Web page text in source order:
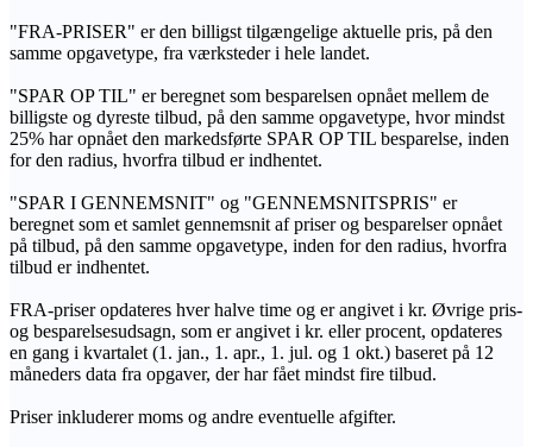
"FRA-PRISER" er den billigst tilgængelige aktuelle pris, på den
samme opgavetype, fra værksteder i hele landet.
"SPAR OP TIL" er beregnet som besparelsen opnået mellem de
billigste og dyreste tilbud, på den samme opgavetype, hvor mindst
25% har opnået den markedsførte SPAR OP TIL besparelse, inden
for den radius, hvorfra tilbud er indhentet.
"SPAR I GENNEMSNIT" og "GENNEMSNITSPRIS" er
beregnet som et samlet gennemsnit af priser og besparelser opnået
på tilbud, på den samme opgavetype, inden for den radius, hvorfra
tilbud er indhentet.
FRA-priser opdateres hver halve time og er angivet i kr. Øvrige pris-
og besparelsesudsagn, som er angivet i kr. eller procent, opdateres
en gang i kvartalet (1. jan., 1. apr., 1. jul. og 1 okt.) baseret på 12
måneders data fra opgaver, der har fået mindst fire tilbud.
Priser inkluderer moms og andre eventuelle afgifter.